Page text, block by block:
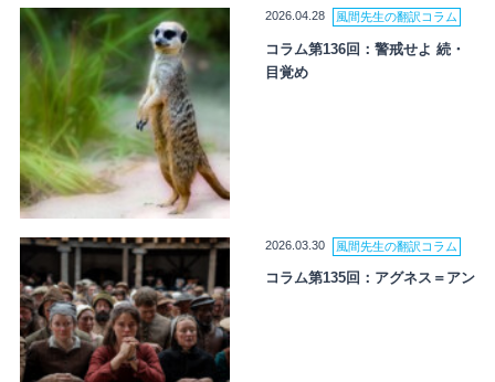
2026.04.28 風間先生の翻訳コラム
コラム第136回：警戒せよ 続・
目覚め
2026.03.30 風間先生の翻訳コラム
コラム第135回：アグネス＝アン